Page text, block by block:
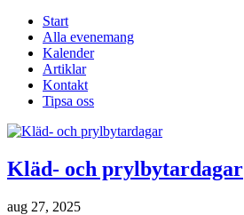
Start
Alla evenemang
Kalender
Artiklar
Kontakt
Tipsa oss
Kläd- och prylbytardagar
aug 27, 2025